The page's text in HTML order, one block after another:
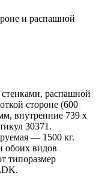
и распашной
распашной
стороне (600
внутренние 739 х
30371.
— 1500 кг.
обоих видов
типоразмер